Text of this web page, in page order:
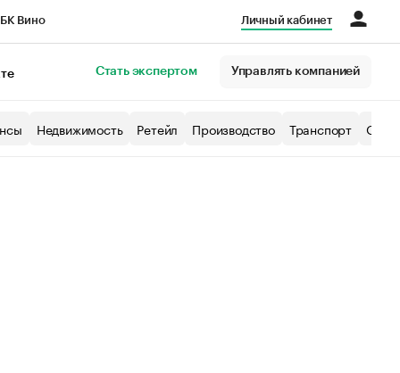
Вино Личный кабинет
Стать экспертом Управлять компанией
Недвижимость Ретейл Производство Транспорт